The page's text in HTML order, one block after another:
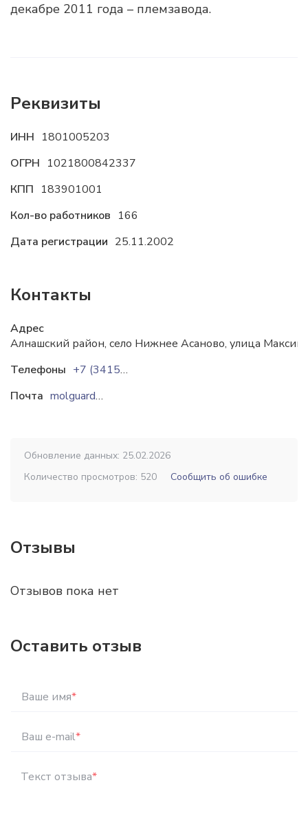
декабре 2011 года – племзавода.
Реквизиты
ИНН 1801005203
ОГРН 1021800842337
КПП 183901001
Кол-во работников 166
Дата регистрации 25.11.2002
Контакты
Адрес
Алнашский район, село Нижнее Асаново, улица
Телефоны
+7 (34150) 6-22-32
Почта
molguard11@rambler.ru
Обновление данных: 25.02.2026
Количество просмотров: 520
Сообщить об ошибке
Отзывы
Отзывов пока нет
Оставить отзыв
Ваше имя*
Ваш e-mail*
Текст отзыва*